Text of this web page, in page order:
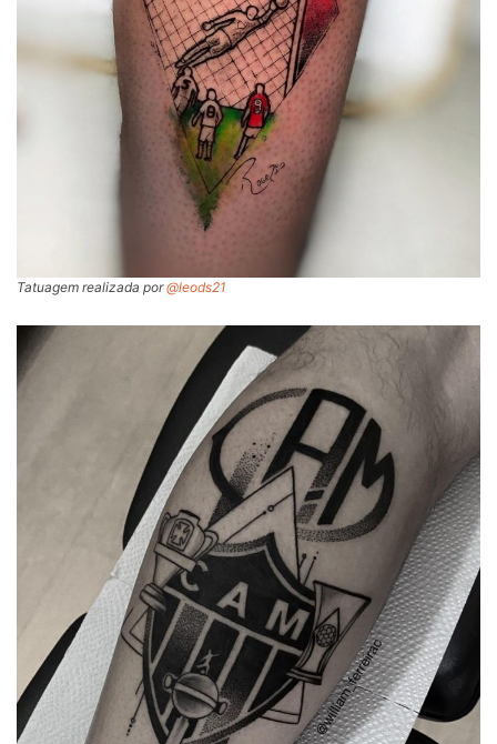
Tatuagem realizada por@leods21